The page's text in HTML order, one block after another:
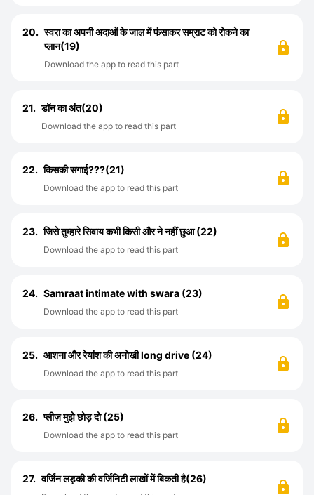
20. स्वरा का अपनी अदाओं के जाल में फंसाकर सम्राट को रोकने का
प्लान(19)
Download the app to read this part
21. डॉन का अंत(20)
Download the app to read this part
22. किसकी सगाई???(21)
Download the app to read this part
23. जिसे तुम्हारे सिवाय कभी किसी और ने नहीं छुआ (22)
Download the app to read this part
24. Samraat intimate with swara (23)
Download the app to read this part
25. आशना और रेयांश की अनोखी long drive (24)
Download the app to read this part
26. प्लीज़ मुझे छोड़ दो (25)
Download the app to read this part
27. वर्जिन लड़की की वर्जिनिटी लाखों में बिकती है(26)